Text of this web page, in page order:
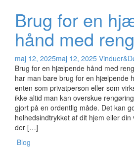
Brug for en
hånd med
maj 12, 2025maj 12, 2025
Brug for en hjælpende hånd med
har man bare brug for en hjælpende
enten som privatperson eller som
ikke altid man kan overskue
gjort på en ordentlig måde. Det kan
helhedsindtrykket af dit hjem eller
der […]
Blog